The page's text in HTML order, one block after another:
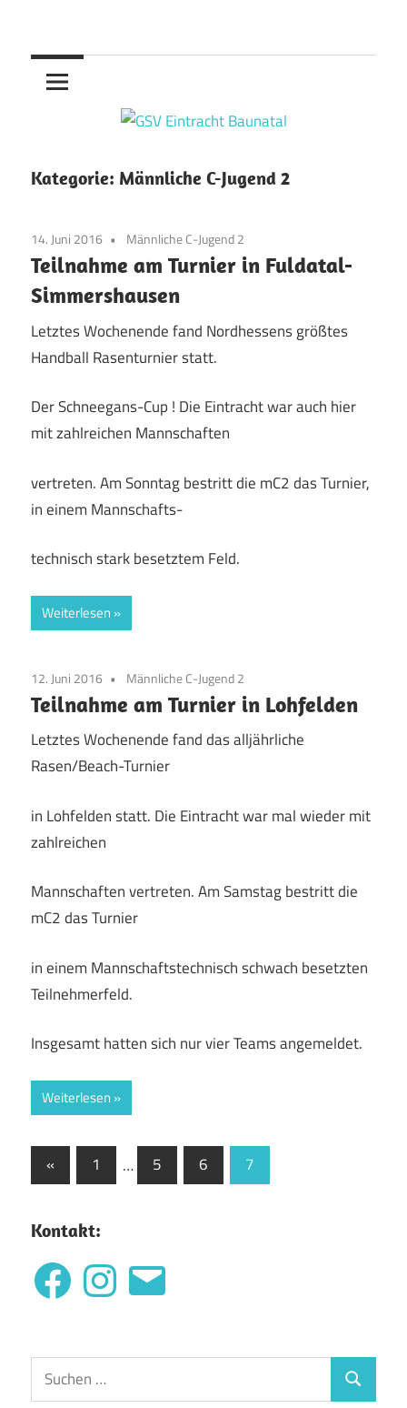
springen
GSV
Eintracht
Baunatal
Kategorie: Männliche C-Jugend 2
14. Juni 2016 Männliche C-Jugend 2
Teilnahme am Turnier in Fuldatal-
Simmershausen
Letztes Wochenende fand Nordhessens größtes
Handball Rasenturnier statt.
Der Schneegans-Cup ! Die Eintracht war auch hier
mit zahlreichen Mannschaften
vertreten. Am Sonntag bestritt die mC2 das Turnier,
in einem Mannschafts-
technisch stark besetztem Feld.
Weiterlesen
12. Juni 2016 Männliche C-Jugend 2
Teilnahme am Turnier in Lohfelden
Letztes Wochenende fand das alljährliche
Rasen/Beach-Turnier
in Lohfelden statt. Die Eintracht war mal wieder mit
zahlreichen
Mannschaften vertreten. Am Samstag bestritt die
mC2 das Turnier
in einem Mannschaftstechnisch schwach besetzten
Teilnehmerfeld.
Insgesamt hatten sich nur vier Teams angemeldet.
Weiterlesen
Seitennummerierung
Beiträge
« Vorherige
Beiträge
1 … 5 6 7
Kontakt:
FacebookInstagram
E-
Mail
Suchen
nach:
Suchen